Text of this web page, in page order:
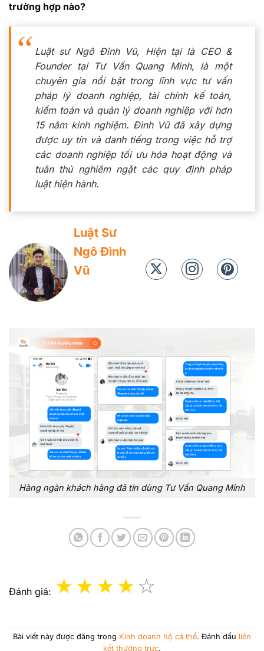
trường hợp nào?
Luật sư Ngô Đình Vũ, Hiện tại là CEO &
Founder tại Tư Vấn Quang Minh, là một
chuyên gia nổi bật trong lĩnh vực tư vấn
pháp lý doanh nghiệp, tài chính kế toán,
kiểm toán và quản lý doanh nghiệp với hơn
15 năm kinh nghiệm. Đình Vũ đã xây dựng
được uy tín và danh tiếng trong việc hỗ trợ
các doanh nghiệp tối ưu hóa hoạt động và
tuân thủ nghiêm ngặt các quy định pháp
luật hiện hành.
Luật Sư
Ngô Đình
Vũ
Hàng ngàn khách hàng đã tin dùng Tư Vấn Quang Minh
Đánh giá:
Bài viết này được đăng trong Kinh doanh hộ cá thể. Đánh dấu liên
kết thường trực.